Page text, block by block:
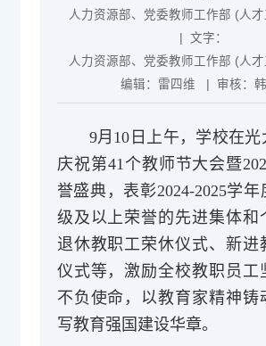
人力资源部、党委教师工作部 (人
| 文字：
人力资源部、党委教师工作部 (人
编辑： 雷四维 | 审核：
9月10日上午，学校在
庆祝第41个教师节大会暨
誉盛典，表彰2024-2025学
级及以上荣誉的先进集体和
退休教职工荣休仪式、新进
仪式等，激励全校教职员工
不负使命，以教育家精神铸
写教育强国建设华章。